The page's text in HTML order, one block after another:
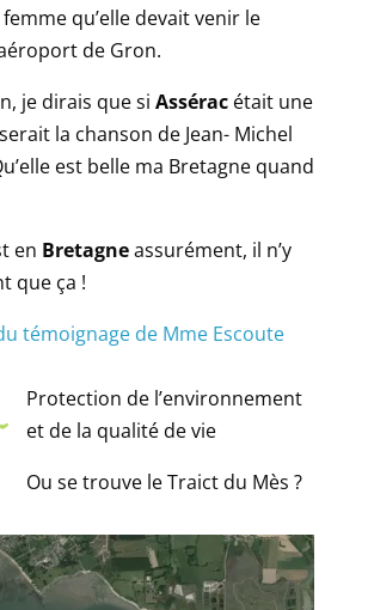
qu’elle devait venir le
de Gron.
je dirais que si Assérac était une
la chanson de Jean- Michel
est belle ma Bretagne quand
en Bretagneassurément, il n’y
que ça !
témoignage de Mme Escoute
Protection de l’environnement
et de la qualité de vie
Ou se trouve le Traict du Mès ?